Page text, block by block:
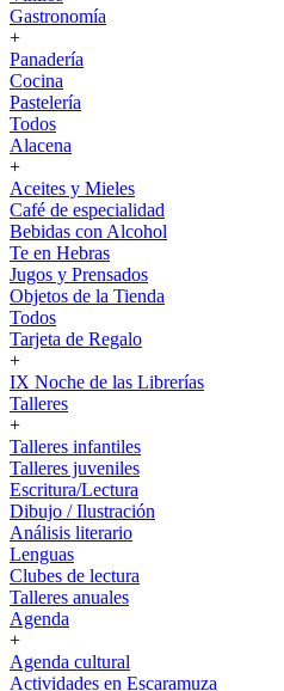
Gastronomía
+
Panadería
Cocina
Pastelería
Todos
Alacena
+
Aceites y Mieles
Café de especialidad
Bebidas con Alcohol
Te en Hebras
Jugos y Prensados
Objetos de la Tienda
Todos
Tarjeta de Regalo
+
IX Noche de las Librerías
Talleres
+
Talleres infantiles
Talleres juveniles
Escritura/Lectura
Dibujo / Ilustración
Análisis literario
Lenguas
Clubes de lectura
Talleres anuales
Agenda
+
Agenda cultural
Actividades en Escaramuza